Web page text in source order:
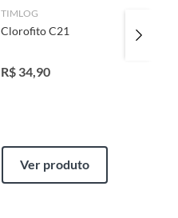
TIMLOG
Clorofito C21
R$ 34,90
Ver produto
Prato
Incolor